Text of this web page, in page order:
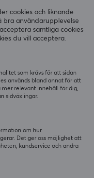
cookies och liknande
bra användarupplevelse
samtliga cookies
du vill acceptera.
som krävs för att sidan
används bland annat för att
mer relevant innehåll för dig,
sidväxlingar.
om hur
Det ger oss möjlighet att
kundservice och andra